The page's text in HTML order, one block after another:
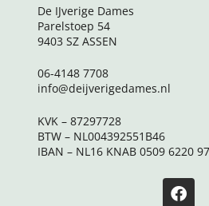
De IJverige Dames
Parelstoep 54
9403 SZ ASSEN
06-4148 7708
info@deijverigedames.nl
KVK – 87297728
BTW – NL004392551B46
IBAN – NL16 KNAB 0509 6220 97